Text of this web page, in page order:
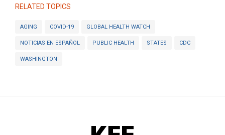
RELATED TOPICS
AGING COVID-19 GLOBAL HEALTH WATCH
NOTICIAS EN ESPAÑOL PUBLIC HEALTH STATES CDC
WASHINGTON
KFF